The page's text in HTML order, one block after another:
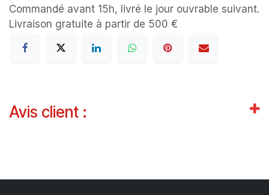
Commandé avant 15h, livré le jour ouvrable suivant.
Livraison gratuite à partir de 500 €
Avis client :